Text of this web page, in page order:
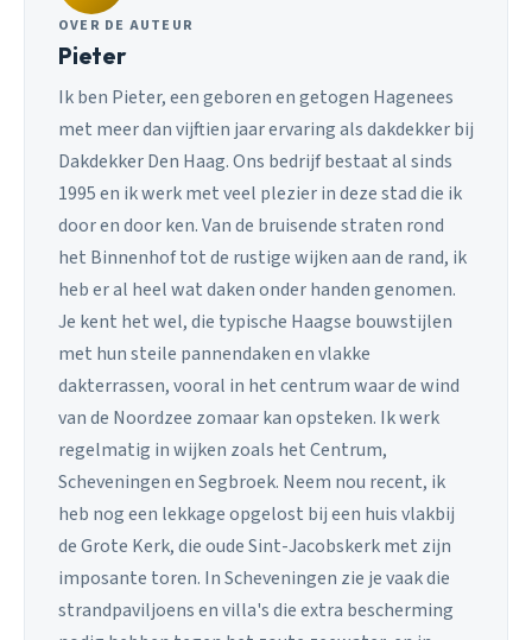
OVER DE AUTEUR
Pieter
Ik ben Pieter, een geboren en getogen Hagenees
met meer dan vijftien jaar ervaring als dakdekker bij
Dakdekker Den Haag. Ons bedrijf bestaat al sinds
1995 en ik werk met veel plezier in deze stad die ik
door en door ken. Van de bruisende straten rond
het Binnenhof tot de rustige wijken aan de rand, ik
heb er al heel wat daken onder handen genomen.
Je kent het wel, die typische Haagse bouwstijlen
met hun steile pannendaken en vlakke
dakterrassen, vooral in het centrum waar de wind
van de Noordzee zomaar kan opsteken. Ik werk
regelmatig in wijken zoals het Centrum,
Scheveningen en Segbroek. Neem nou recent, ik
heb nog een lekkage opgelost bij een huis vlakbij
de Grote Kerk, die oude Sint-Jacobskerk met zijn
imposante toren. In Scheveningen zie je vaak die
strandpaviljoens en villa's die extra bescherming